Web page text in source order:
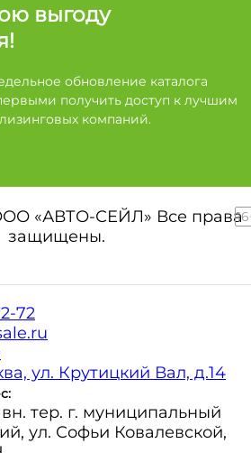
выгоду
обновление каталога
получить доступ к лучшим
компаний.
«АВТО-СЕЙЛ» Все права
защищены.
72
ул. Крутицкий Вал, д.14
вн. тер. г. муниципальный
ул. Софьи Ковалевской,